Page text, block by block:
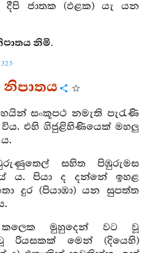
දීපි ජාතක (ඵළක) යැ යන
නිමි.
325
නිපාතය
සංකූපථ නමැති පැරැණි
විය. එහි ගිජුළිහිණියෙක් මහලු
සහිත පිඹුරුමස
ය. පියා ද දන්නේ ඉහළ
දුර (පියාඹා) යන සුපත්ත
කලෙක මුහුදෙන් වට වූ
රියසකක් මෙන් (දියෙහි)